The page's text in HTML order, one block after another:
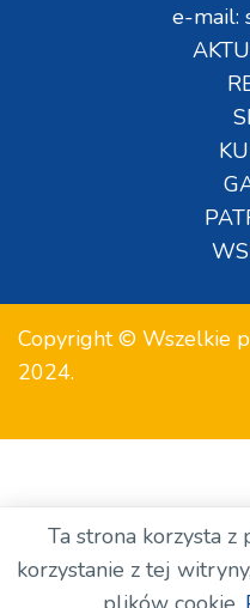
e-mail:
Copyright © Wszelkie
2024.
Ta strona korzysta
korzystanie z tej